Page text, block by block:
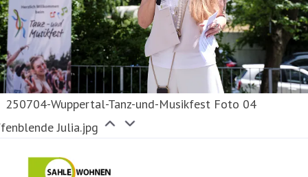
250704-Wuppertal-Tanz-und-Musikfest Foto 04
Julia.jpg